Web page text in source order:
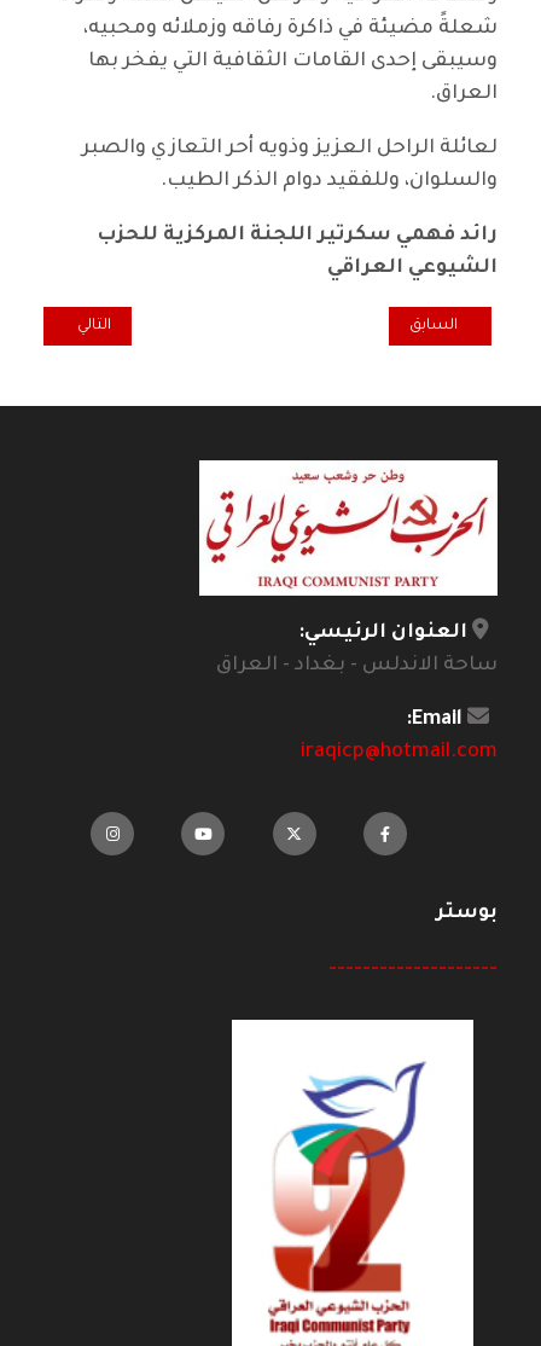
شعلةً مضيئة في ذاكرة رفاقه وزملائه ومحبيه،
وسيبقى إحدى القامات الثقافية التي يفخر بها
العراق.
لعائلة الراحل العزيز وذويه أحر التعازي والصبر
والسلوان، وللفقيد دوام الذكر الطيب.
رائد فهمي سكرتير اللجنة المركزية للحزب
الشيوعي العراقي
المقال السابق: الحزب الشيوعي الأردني ينهي أعمال مؤتمره السابع
السابق المقال التالي:
التالي
العنوان الرئيسي:
ساحة الاندلس - بغداد - العراق
Email:
iraqicp@hotmail.com
بوستر
--------------------